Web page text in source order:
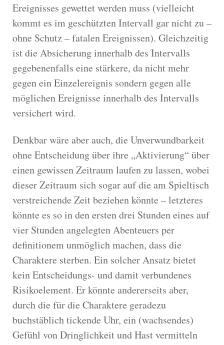
Ereignisses gewettet werden muss (vielleicht
kommt es im geschützten Intervall gar nicht zu –
ohne Schutz – fatalen Ereignissen). Gleichzeitig
ist die Absicherung innerhalb des Intervalls
gegebenenfalls eine stärkere, da nicht mehr
gegen ein Einzelereignis sondern gegen alle
möglichen Ereignisse innerhalb des Intervalls
versichert wird.
Denkbar wäre aber auch, die Unverwundbarkeit
ohne Entscheidung über ihre „Aktivierung“ über
einen gewissen Zeitraum laufen zu lassen, wobei
dieser Zeitraum sich sogar auf die am Spieltisch
verstreichende Zeit beziehen könnte – letzteres
könnte es so in den ersten drei Stunden eines auf
vier Stunden angelegten Abenteuers per
definitionem unmöglich machen, dass die
Charaktere sterben. Ein solcher Ansatz bietet
kein Entscheidungs- und damit verbundenes
Risikoelement. Er könnte andererseits aber,
durch die für die Charaktere geradezu
buchstäblich tickende Uhr, ein (wachsendes)
Gefühl von Dringlichkeit und Hast vermitteln